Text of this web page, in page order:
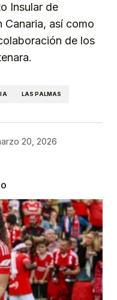
Insular de
Canaria, así como
de los
LAS PALMAS
20, 2026